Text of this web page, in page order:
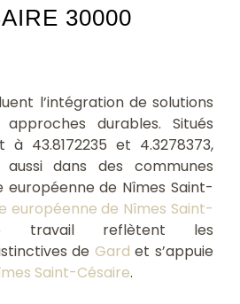
30000
l’intégration de solutions
durables. Situés
à 43.8172235 et 4.3278373,
aussi dans des communes
de Nîmes Saint-
européenne de Nîmes Saint-
travail reflètent les
de Gard et s’appuie
Saint-Césaire.